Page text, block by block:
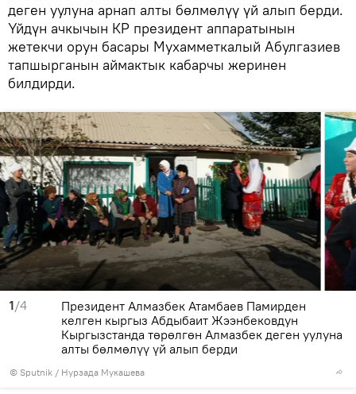
деген уулуна арнап алты бөлмөлүү үй алып берди.
Үйдүн ачкычын КР президент аппаратынын
жетекчи орун басары Мухамметкалый Абулгазиев
тапшырганын аймактык кабарчы жеринен
билдирди.
1/4
© Sputnik / Нурзада Мукашева
Президент Алмазбек Атамбаев Памирден
келген кыргыз Абдыбаит Жээнбековдун
Кыргызстанда төрөлгөн Алмазбек деген уулуна
алты бөлмөлүү үй алып берди